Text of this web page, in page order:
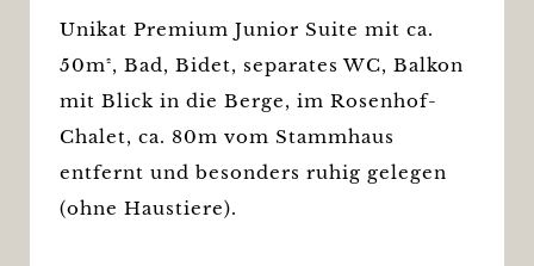
Unikat Premium Junior Suite mit ca.
50m², Bad, Bidet, separates WC, Balkon
mit Blick in die Berge, im Rosenhof-
Chalet, ca. 80m vom Stammhaus
entfernt und besonders ruhig gelegen
(ohne Haustiere).